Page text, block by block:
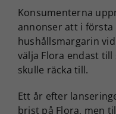
Konsumenterna
annonser att i första
hushållsmargarin
välja Flora endast
skulle räcka till.
Ett år efter
brist på Flora, men